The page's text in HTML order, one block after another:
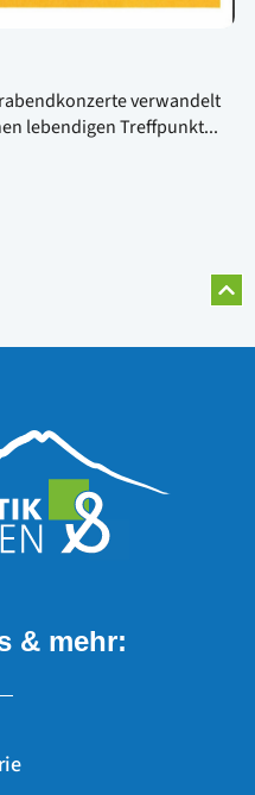
verwandelt
lebendigen Treffpunkt...
& mehr: